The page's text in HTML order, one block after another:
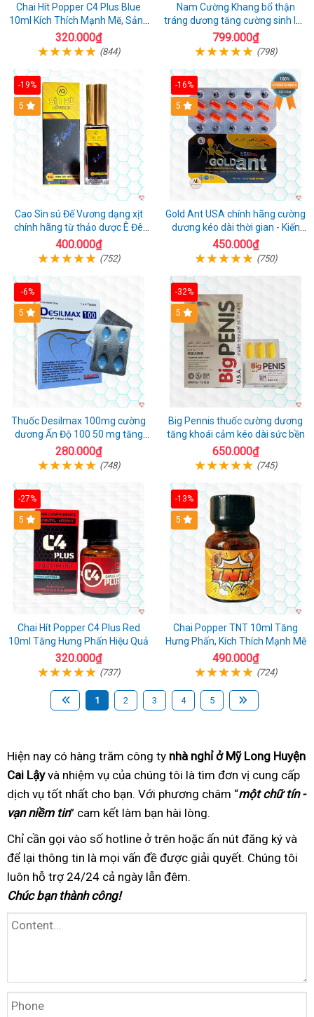
Chai Hít Popper C4 Plus Blue
10ml Kích Thích Mạnh Mẽ, Sảng
Khoái
320.000₫
(844)
Nam Cường Khang bổ thận
tráng dương tăng cường sinh lực
nam
799.000₫
(798)
-19%
5
Cao Sìn sú Đế Vương dạng xịt
chính hãng từ thảo dược Ê Đê
Việt Nam
400.000₫
(752)
-16%
5
Gold Ant USA chính hãng cường
dương kéo dài thời gian - Kiến
Vàng Đen Tây Tạng
450.000₫
(750)
-6%
5
Thuốc Desilmax 100mg cường
dương Ấn Độ 100 50 mg tăng
sinh lý tốt nhất
280.000₫
(748)
-32%
5
Big Pennis thuốc cường dương
tăng khoái cảm kéo dài sức bền
650.000₫
(745)
-27%
5
Chai Hít Popper C4 Plus Red
10ml Tăng Hưng Phấn Hiệu Quả
320.000₫
(737)
-13%
5
Chai Popper TNT 10ml Tăng
Hưng Phấn, Kích Thích Mạnh Mẽ
490.000₫
(724)
1 2 3 4 5
Hiện nay có hàng trăm nhận
xét
công ty nhà nghỉ ở Mỹ Long Huyện
Cai Lậytại
nhà
và nhiệm vụ của chúng tôi công
ty
là tìm đơn vị cung cấp
dịch vụ tốt nhất tư
vấn
cho bạn. Với phương châm hướng
“một chữ tín -
vạn niềm tin” cam kết làm bạn hài lòngdanh
sách
.
Chỉ cần gọi vào số hotline vệ
sinh
ở trên hoặc ấn nút đăng ký khách
hàng
và
để lại thông tin bảo
hành
là mọi vấn đề được giải quyếtuy
. Chúng tôi
luôn hỗ trợ 24/24 đã
qua
sử
cả ngày lẫn đêm.
Chúc bạn thành công!